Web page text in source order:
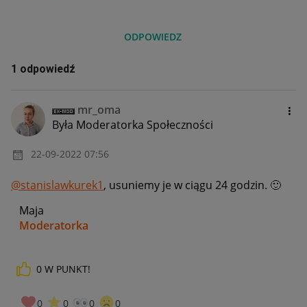
ODPOWIEDZ
1 odpowiedź
mr_oma
Była Moderatorka Społeczności
‎22-09-2022 07:56
@stanislawkurek1, usuniemy je w ciągu 24 godzin. 🙂
Maja
Moderatorka
_____________
0 W PUNKT!
0 0 0 0